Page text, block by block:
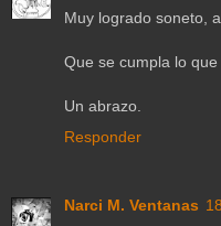
Muy logrado soneto,
Que se cumpla lo
Un abrazo.
Responder
Narci M. Ventanas